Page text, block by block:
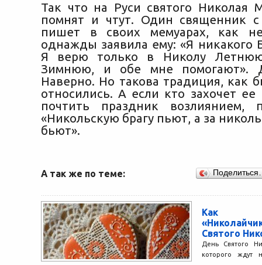
Так что на Руси святого Николая
помнят и чтут. Один священник
пишет в своих мемуарах, как
однажды заявила ему: «Я никакого
Я верю только в Николу
Зимнюю, и обе мне помогают».
Наверно. Но такова традиция, как
относились. А если кто захочет
почтить праздник возлиянием,
«Никольскую брагу пьют, а за
бьют».
А так же по теме:
Как
Святого
День Святого
которого ждут